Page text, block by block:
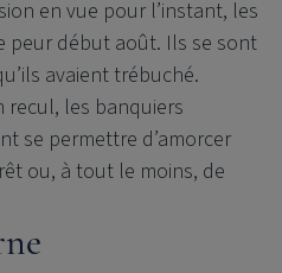
en vue pour l’instant, les
peur début août. Ils se sont
avaient trébuché.
recul, les banquiers
se permettre d’amorcer
ou, à tout le moins, de